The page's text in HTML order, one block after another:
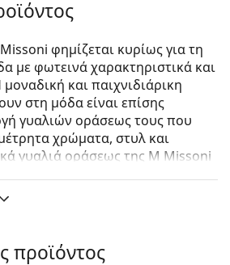
φημίζεται κυρίως για τη
με φωτεινά χαρακτηριστικά και
μοναδική και παιχνιδιάρικη
στη μόδα είναι επίσης
γυαλιών οράσεως τους που
χρώματα, στυλ και
γυαλιά οράσεως της M Missoni
19 48
προϊόντος